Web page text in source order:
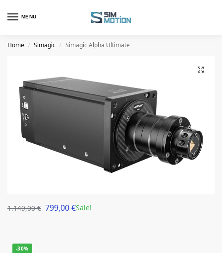
MENU
Home / Simagic / Simagic Alpha Ultimate
Sale!
1.149,00€ 799,00€
-30%